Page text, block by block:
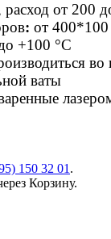
от 200
: от
+100 °C
ваты
150 32 01 .
Корзину.